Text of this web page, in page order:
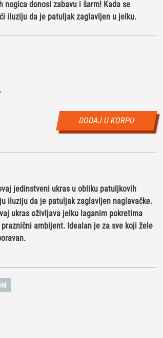
donosi zabavu i šarm! Kada se
iluziju da je patuljak zaglavljen u jelku.
DODAJ U KORPU
jedinstveni ukras u obliku patuljkovih
iluziju da je patuljak zaglavljen naglavačke.
ukras oživljava jelku laganim pokretima
ambijent. Idealan je za sve koji žele